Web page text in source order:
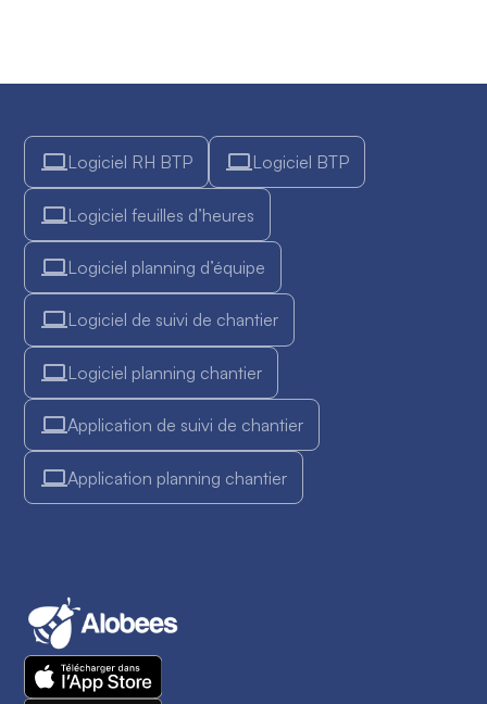
Logiciel RH BTP Logiciel BTP
Logiciel feuilles d’heures
Logiciel planning d’équipe
Logiciel de suivi de chantier
Logiciel planning chantier
Application de suivi de chantier
Application planning chantier